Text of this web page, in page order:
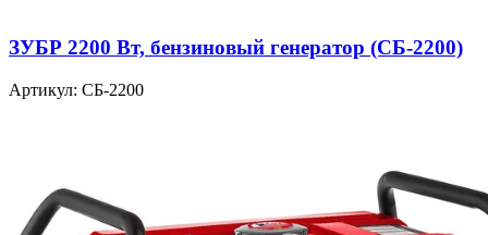
ЗУБР 2200 Вт, бензиновый генератор (СБ-2200)
Артикул: СБ-2200